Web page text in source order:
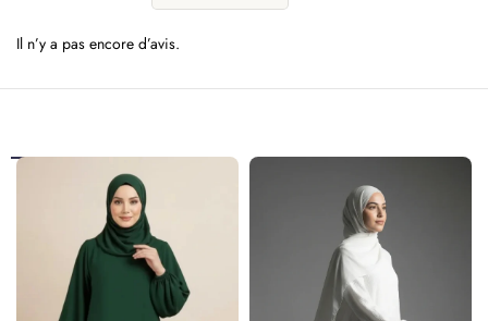
Il n’y a pas encore d’avis.